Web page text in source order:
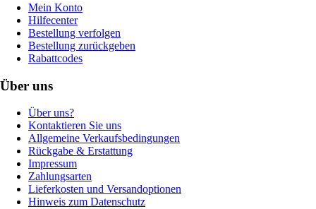
Mein Konto
Hilfecenter
Bestellung verfolgen
Bestellung zurückgeben
Rabattcodes
Über uns
Über uns?
Kontaktieren Sie uns
Allgemeine Verkaufsbedingungen
Rückgabe & Erstattung
Impressum
Zahlungsarten
Lieferkosten und Versandoptionen
Hinweis zum Datenschutz